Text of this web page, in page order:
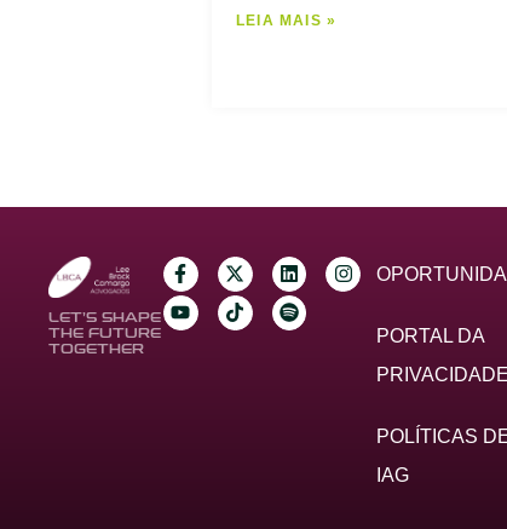
LEIA MAIS »
LET’S SHAPE
THE FUTURE
TOGETHER
PORTAL DA
PRIVACIDADE
POLÍTICAS
IAG